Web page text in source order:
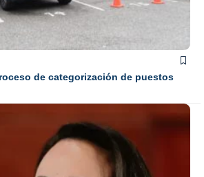
de categorización de puestos